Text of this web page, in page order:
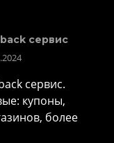
сервис
сервис.
купоны,
более